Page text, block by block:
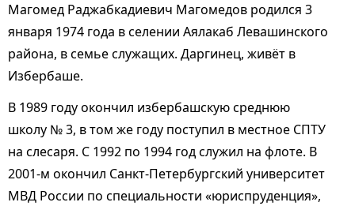
Магомед Раджабкадиевич Магомедов родился 3
января 1974 года в селении Аялакаб Левашинского
района, в семье служащих. Даргинец, живёт в
Избербаше.
В 1989 году окончил избербашскую среднюю
школу № 3, в том же году поступил в местное СПТУ
на слесаря. С 1992 по 1994 год служил на флоте. В
2001-м окончил Санкт-Петербургский университет
МВД России по специальности «юриспруденция»,